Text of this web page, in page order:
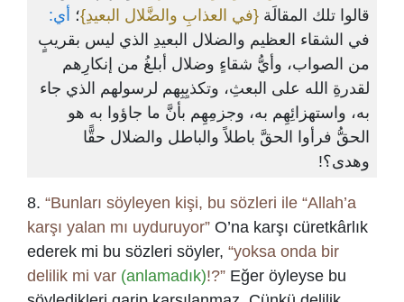
قالوا تلك المقالَة {في العذابِ والضَّلال البعيدِ}؛ أي:
في الشقاء العظيم والضلال البعيدِ الذي ليس بقريبٍ
من الصواب، وأيُّ شقاءٍ وضلال أبلغُ من إنكارِهم
لقدرةِ الله على البعثِ، وتكذيِبِهم لرسولهم الذي جاء
به، واستهزائِهِم به، وجزمِهِم بأنَّ ما جاؤوا به هو
الحقُّ فرأوا الحقَّ باطلاً والباطل والضلال حقًّا
وهدى؟!
8. “Bunları söyleyen kişi, bu sözleri ile “Allah’a
karşı yalan mı uyduruyor” O’na karşı cüretkârlık
ederek mi bu sözleri söyler, “yoksa onda bir
delilik mi var (anlamadık)!?” Eğer öyleyse bu